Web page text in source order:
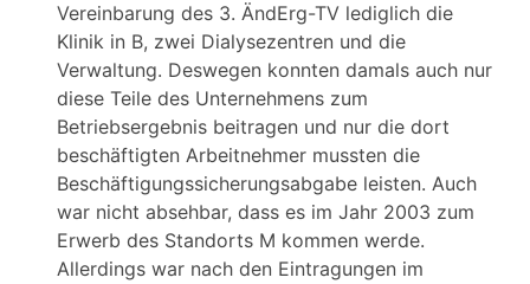
Vereinbarung des 3. ÄndErg-TV lediglich die
Klinik in B, zwei Dialysezentren und die
Verwaltung. Deswegen konnten damals auch nur
diese Teile des Unternehmens zum
Betriebsergebnis beitragen und nur die dort
beschäftigten Arbeitnehmer mussten die
Beschäftigungssicherungsabgabe leisten. Auch
war nicht absehbar, dass es im Jahr 2003 zum
Erwerb des Standorts M kommen werde.
Allerdings war nach den Eintragungen im